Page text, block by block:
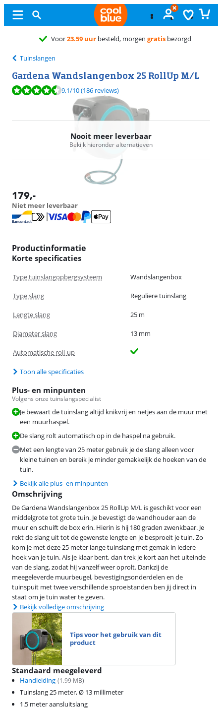
Voor23.59 uurbesteld, morgengratisbezorgd
Tuinslangen
Gardena Wandslangenbox 25 RollUp M/L
Beoordeling is 9,1 van de 10, gebaseerd op 186 reviews.
9,1/10(186 reviews)
Nooit meer leverbaar
Bekijk hieronder alternatieven
179,-
Niet meer leverbaar
Productinformatie
Korte specificaties
Type tuinslangopbergsysteem Wandslangenbox
Type slang Reguliere tuinslang
Lengte slang 25 m
Diameter slang 13 mm
Automatische roll-up
Toon alle specificaties
Plus- en minpunten
Volgens onze tuinslangspecialist
Je bewaart de tuinslang altijd knikvrij en netjes aan de muur met
een muurhaspel.
De slang rolt automatisch op in de haspel na gebruik.
Met een lengte van 25 meter gebruik je de slang alleen voor
kleine tuinen en bereik je minder gemakkelijk de hoeken van de
tuin.
Bekijk alle plus- en minpunten
Omschrijving
De Gardena Wandslangenbox 25 RollUp M/L is geschikt voor een
middelgrote tot grote tuin. Je bevestigt de wandhouder aan de
muur en schuift de box erin. Hierin is hij 180 graden zwenkbaar. Je
rekt de slang uit tot de gewenste lengte en je besproeit je tuin. Zo
kom je met deze 25 meter lange tuinslang met gemak in iedere
hoek van je tuin. Als je klaar bent, dan trek je kort aan het uiteinde
van de slang, zodat hij vanzelf weer oprolt. Dankzij de
meegeleverde muurbeugel, bevestigingsonderdelen en de
tuinspuit met twee verschillende sproeistanden ben jij direct in
staat om je tuin water te geven.
Bekijk volledige omschrijving
Tips voor het gebruik van dit
product
Standaard meegeleverd
Handleiding (1.99 MB)
Tuinslang 25 meter, Ø 13 millimeter
1.5 meter aansluitslang